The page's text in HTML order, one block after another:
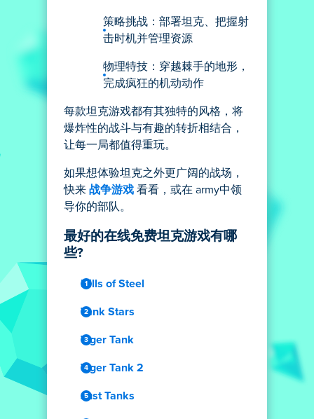
策略挑战：部署坦克、把握射
击时机并管理资源
物理特技：穿越棘手的地形，
完成疯狂的机动动作
每款坦克游戏都有其独特的风格，将
爆炸性的战斗与有趣的转折相结合，
让每一局都值得重玩。
如果想体验坦克之外更广阔的战场，
快来 战争游戏 看看，或在 army中领
导你的部队。
最好的在线免费坦克游戏有哪
些?
Hills of Steel
Tank Stars
Tiger Tank
Tiger Tank 2
Just Tanks